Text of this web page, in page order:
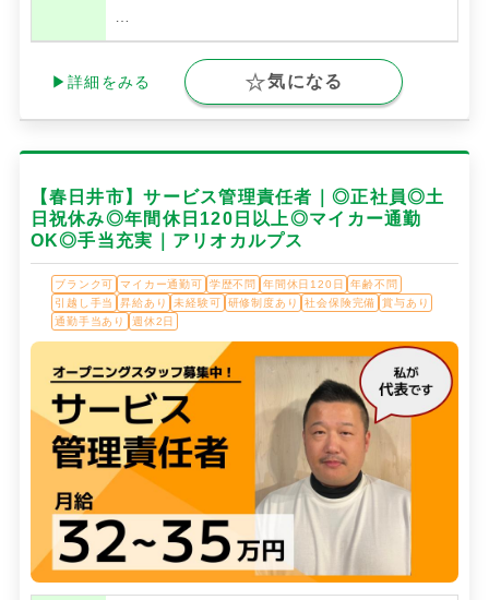
▶詳細をみる 気になる
【春日井市】サービス管理責任者｜◎正社員◎土
日祝休み◎年間休日120日以上◎マイカー通勤
OK◎手当充実｜アリオカルプス
ブランク可 マイカー通勤可 学歴不問 年間休日120日
年齢不問
引越し手当
昇給あり 未経験可 研修制度あり 社会保険完備
賞与あり
通勤手当あり
週休2日